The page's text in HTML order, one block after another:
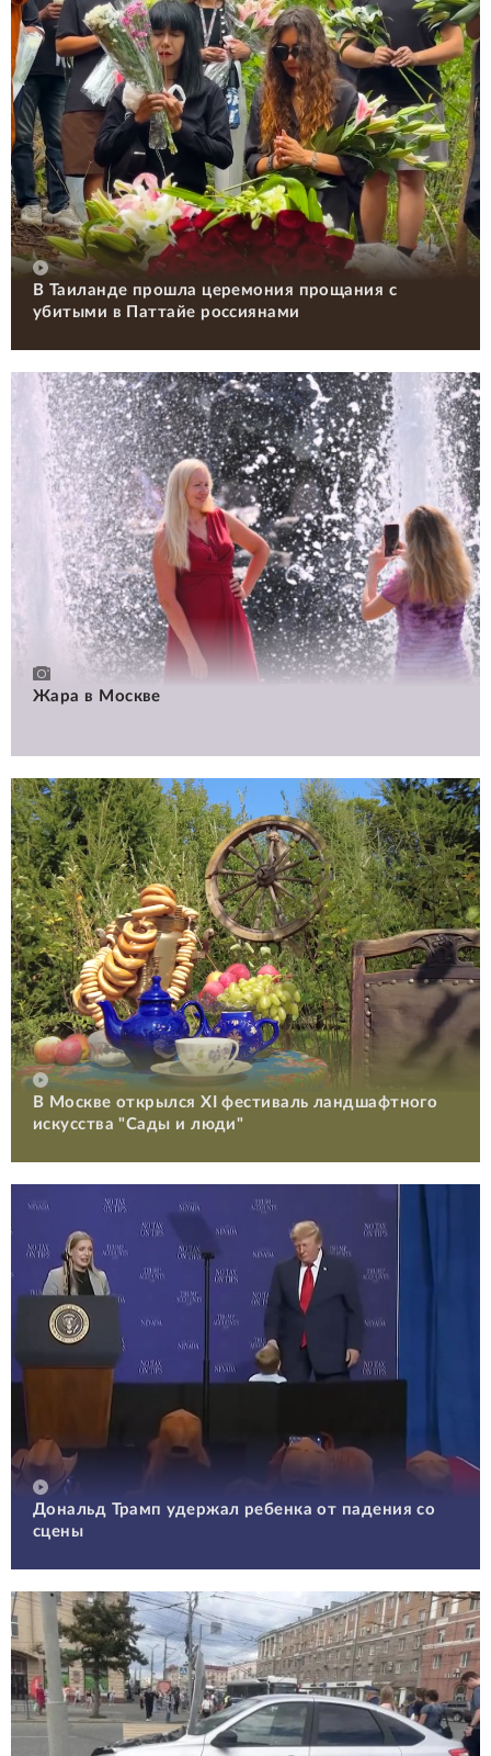
В Таиланде прошла церемония прощания с
убитыми в Паттайе россиянами
Жара в Москве
В Москве открылся XI фестиваль ландшафтного
искусства "Сады и люди"
Дональд Трамп удержал ребенка от падения со
сцены